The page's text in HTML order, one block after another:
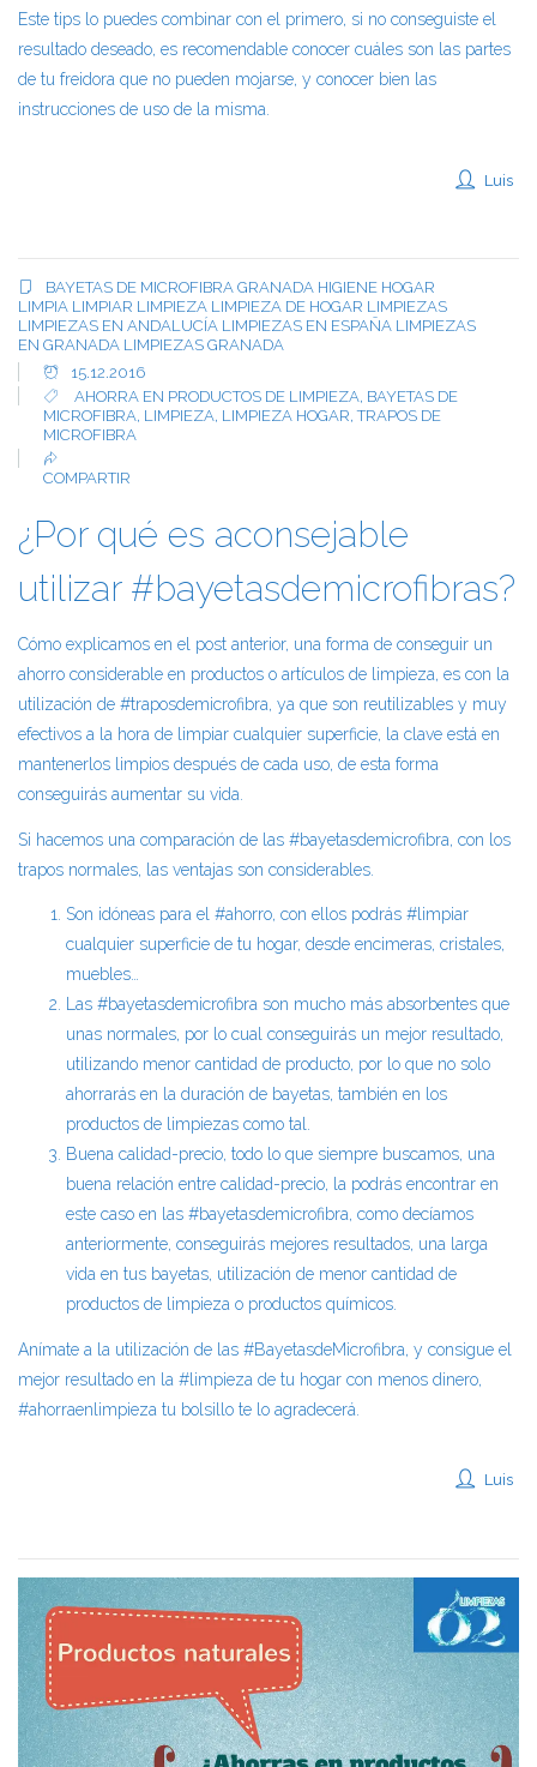
Este tips lo puedes combinar con el primero, si no conseguiste el
resultado deseado, es recomendable conocer cuáles son las partes
de tu freidora que no pueden mojarse, y conocer bien las
instrucciones de uso de la misma.
Luis
BAYETAS DE MICROFIBRA GRANADA HIGIENE HOGAR
LIMPIA LIMPIAR LIMPIEZA LIMPIEZA DE HOGAR LIMPIEZAS
LIMPIEZAS EN ANDALUCÍA LIMPIEZAS EN ESPAÑA LIMPIEZAS
EN GRANADA LIMPIEZAS GRANADA
15.12.2016
AHORRA EN PRODUCTOS DE LIMPIEZA, BAYETAS DE
MICROFIBRA, LIMPIEZA, LIMPIEZA HOGAR,TRAPOS DE
MICROFIBRA
COMPARTIR
¿Por qué es aconsejable
utilizar #bayetasdemicrofibras?
Cómo explicamos en el post anterior, una forma de conseguir un
ahorro considerable en productos o artículos de limpieza, es con la
utilización de #traposdemicrofibra, ya que son reutilizables y muy
efectivos a la hora de limpiar cualquier superficie, la clave está en
mantenerlos limpios después de cada uso, de esta forma
conseguirás aumentar su vida.
Si hacemos una comparación de las #bayetasdemicrofibra, con los
trapos normales, las ventajas son considerables.
Son idóneas para el #ahorro, con ellos podrás #limpiar
cualquier superficie de tu hogar, desde encimeras, cristales,
muebles…
Las #bayetasdemicrofibra son mucho más absorbentes que
unas normales, por lo cual conseguirás un mejor resultado,
utilizando menor cantidad de producto, por lo que no solo
ahorrarás en la duración de bayetas, también en los
productos de limpiezas como tal.
Buena calidad-precio, todo lo que siempre buscamos, una
buena relación entre calidad-precio, la podrás encontrar en
este caso en las #bayetasdemicrofibra, como decíamos
anteriormente, conseguirás mejores resultados, una larga
vida en tus bayetas, utilización de menor cantidad de
productos de limpieza o productos químicos.
Anímate a la utilización de las #BayetasdeMicrofibra, y consigue el
mejor resultado en la #limpieza de tu hogar con menos dinero,
#ahorraenlimpieza tu bolsillo te lo agradecerá.
Luis